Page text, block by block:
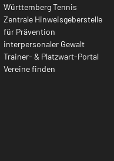
Württemberg Tennis
Zentrale Hinweisgeberstelle
für Prävention
interpersonaler Gewalt
Trainer- & Platzwart-Portal
Vereine finden